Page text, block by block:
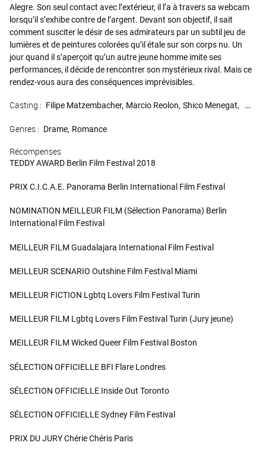
Alegre. Son seul contact avec l’extérieur, il l’a à travers sa webcam
lorsqu’il s’exhibe contre de l’argent. Devant son objectif, il sait
comment susciter le désir de ses admirateurs par un subtil jeu de
lumières et de peintures colorées qu’il étale sur son corps nu. Un
jour quand il s’aperçoit qu’un autre jeune homme imite ses
performances, il décide de rencontrer son mystérieux rival. Mais ce
rendez-vous aura des conséquences imprévisibles.
Casting : Filipe Matzembacher Marcio Reolon Shico Menegat
Genres : Drame Romance
Récompenses
TEDDY AWARD Berlin Film Festival 2018
PRIX C.I.C.A.E. Panorama Berlin International Film Festival
NOMINATION MEILLEUR FILM (Sélection Panorama) Berlin
International Film Festival
MEILLEUR FILM Guadalajara International Film Festival
MEILLEUR SCENARIO Outshine Film Festival Miami
MEILLEUR FICTION Lgbtq Lovers Film Festival Turin
MEILLEUR FILM Lgbtq Lovers Film Festival Turin (Jury jeune)
MEILLEUR FILM Wicked Queer Film Festival Boston
SÉLECTION OFFICIELLE BFI Flare Londres
SÉLECTION OFFICIELLE Inside Out Toronto
SÉLECTION OFFICIELLE Sydney Film Festival
PRIX DU JURY Chérie Chéris Paris